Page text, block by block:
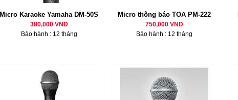
Micro Karaoke Yamaha DM-50S
380,000 VNĐ
Bảo hành : 12 tháng
Micro thông báo TOA PM-222
750,000 VNĐ
Bảo hành : 12 tháng